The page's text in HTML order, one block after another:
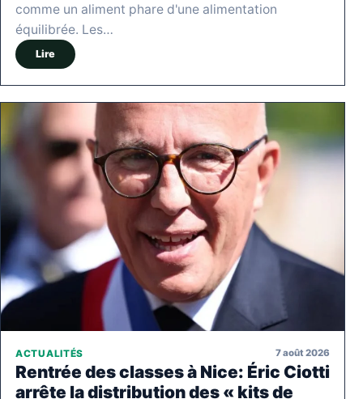
comme un aliment phare d'une alimentation
équilibrée. Les…
Lire
ACTUALITÉS 7 août 2026
Rentrée des classes à Nice: Éric Ciotti
arrête la distribution des « kits de